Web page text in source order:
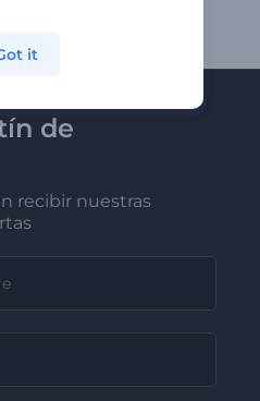
de
recibir nuestras
it